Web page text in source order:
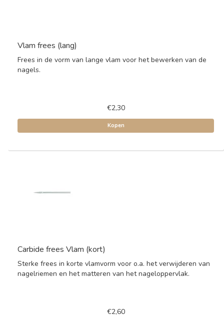
Vlam frees (lang)
Frees in de vorm van lange vlam voor het bewerken van de
nagels.
€2,30
Kopen
Carbide frees Vlam (kort)
Sterke frees in korte vlamvorm voor o.a. het verwijderen van
nagelriemen en het matteren van het nageloppervlak.
€2,60